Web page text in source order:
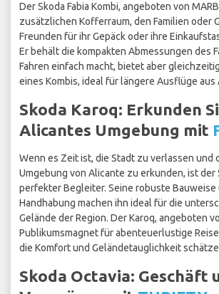
Der Skoda Fabia Kombi, angeboten von
zusätzlichen Kofferraum, den Familien oder
Freunden für ihr Gepäck oder ihre
Er behält die kompakten Abmessungen des
Fahren einfach macht, bietet aber
eines Kombis, ideal für längere Ausflüge aus
Skoda Karoq: Erkunden
Alicantes Umgebung mit
Wenn es Zeit ist, die Stadt zu verlassen und
Umgebung von Alicante zu erkunden, ist der
perfekter Begleiter. Seine robuste
Handhabung machen ihn ideal für die
Gelände der Region. Der Karoq, angeboten
Publikumsmagnet für abenteuerlustige
die Komfort und Geländetauglichkeit
Skoda Octavia: Geschäft